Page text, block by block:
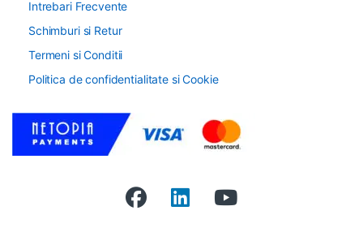
Intrebari Frecvente
Schimburi si Retur
Termeni si Conditii
Politica de confidentialitate si Cookie